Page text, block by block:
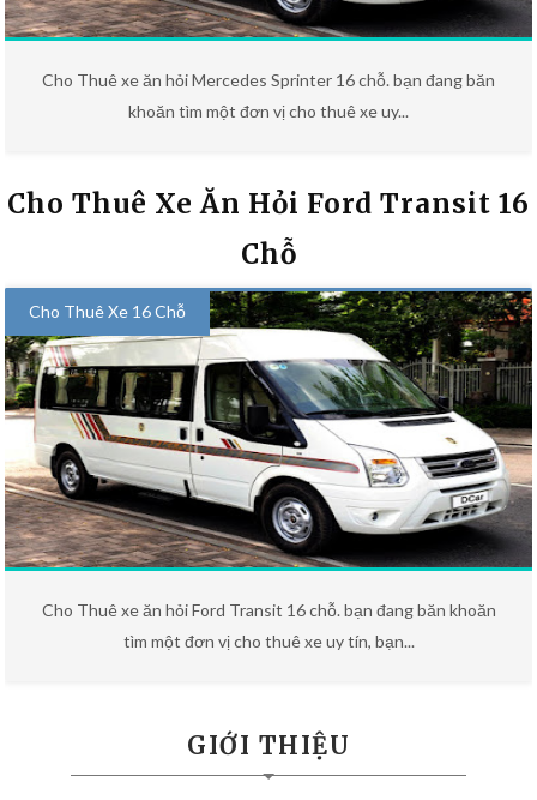
Cho Thuê xe ăn hỏi Mercedes Sprinter 16 chỗ. bạn đang băn
khoăn tìm một đơn vị cho thuê xe uy...
Cho Thuê Xe Ăn Hỏi Ford Transit 16
Chỗ
Cho Thuê xe ăn hỏi Ford Transit 16 chỗ. bạn đang băn khoăn
tìm một đơn vị cho thuê xe uy tín, bạn...
Cho Thuê Xe 16 Chỗ
GIỚI THIỆU